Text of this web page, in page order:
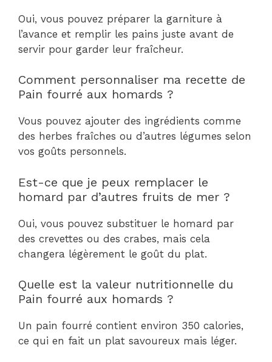
Oui, vous pouvez préparer la garniture à
l’avance et remplir les pains juste avant de
servir pour garder leur fraîcheur.
Comment personnaliser ma recette de
Pain fourré aux homards ?
Vous pouvez ajouter des ingrédients comme
des herbes fraîches ou d’autres légumes selon
vos goûts personnels.
Est-ce que je peux remplacer le
homard par d’autres fruits de mer ?
Oui, vous pouvez substituer le homard par
des crevettes ou des crabes, mais cela
changera légèrement le goût du plat.
Quelle est la valeur nutritionnelle du
Pain fourré aux homards ?
Un pain fourré contient environ 350 calories,
ce qui en fait un plat savoureux mais léger.